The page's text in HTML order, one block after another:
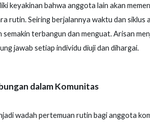
keyakinan bahwa anggota lain akan
rutin. Seiring berjalannya waktu dan siklus
semakin terbangun dan menguat. Arisan
jawab setiap individu diuji dan dihargai.
dalam Komunitas
wadah pertemuan rutin bagi anggota